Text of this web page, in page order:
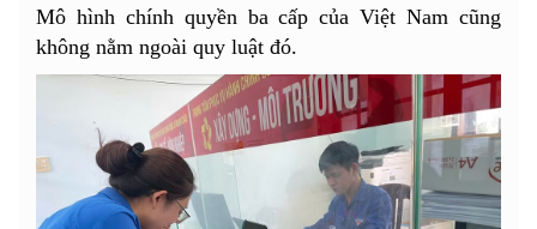
Mô hình chính quyền ba cấp của Việt Nam cũng
không nằm ngoài quy luật đó.